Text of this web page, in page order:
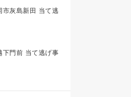
市灰島新田 当て逃
下門前 当て逃げ事